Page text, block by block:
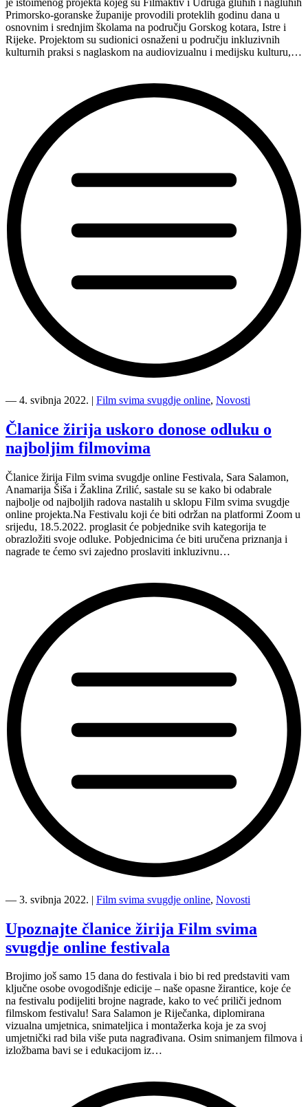
Primorsko-goranske županije provodili proteklih godinu dana u
osnovnim i srednjim školama na području Gorskog kotara, Istre i
Rijeke. Projektom su sudionici osnaženi u području inkluzivnih
kulturnih praksi s naglaskom na audiovizualnu i medijsku kulturu,…
se
Film
svima
svugdje
Festivalu!”
― 4. svibnja 2022. | Film svima svugdje online, Novosti
Članice žirija uskoro donose odluku o
najboljim filmovima
Članice žirija Film svima svugdje online Festivala, Sara Salamon,
Anamarija Šiša i Žaklina Zrilić, sastale su se kako bi odabrale
najbolje od najboljih radova nastalih u sklopu Film svima svugdje
online projekta.Na Festivalu koji će biti održan na platformi Zoom u
srijedu, 18.5.2022. proglasit će pobjednike svih kategorija te
obrazložiti svoje odluke. Pobjednicima će biti uručena priznanja i
nagrade te ćemo svi zajedno proslaviti inkluzivnu…
žirija
donose
odluku
o
filmovima”
― 3. svibnja 2022. | Film svima svugdje online, Novosti
Upoznajte članice žirija Film svima
svugdje online festivala
Brojimo još samo 15 dana do festivala i bio bi red predstaviti vam
ključne osobe ovogodišnje edicije – naše opasne žirantice, koje će
na festivalu podijeliti brojne nagrade, kako to već priliči jednom
filmskom festivalu! Sara Salamon je Riječanka, diplomirana
vizualna umjetnica, snimateljica i montažerka koja je za svoj
umjetnički rad bila više puta nagrađivana. Osim snimanjem filmova i
izložbama bavi se i edukacijom iz…